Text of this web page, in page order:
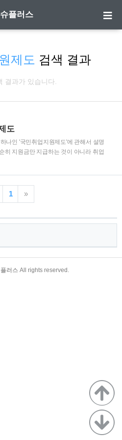
플러스
제도 검색 결과
결과가 있습니다.
도
나인 '국민취업지원제도'에 관해서 설명
히 지원금만 지급하는 것이 아니라 취업
않았더라도 이력서·면접 등 취업의 기초
구나 취업지원서비스를 받을 수 있답니
는 구직활동을 전제로 소득지원도 강화
원제도란 2. 국민취업지원제도 유형별 지
제도에 참여할 수 없는 대상자 4. 국민취
램 5. 국민취업지원제도 신청방법 6. 국
1 »
러스 All rights reserved.